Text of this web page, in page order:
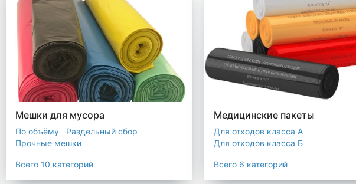
Мешки для мусора
По объёму
Раздельный сбор
Прочные мешки
Мешки для евроконтейнера
Мешки с ушками
Прозрачные мешки
Всего 10 категорий
Медицинские пакеты
Для отходов класса А
Для отходов класса Б
Для отходов класса Г
Для отходов класса Д
Всего 6 категорий